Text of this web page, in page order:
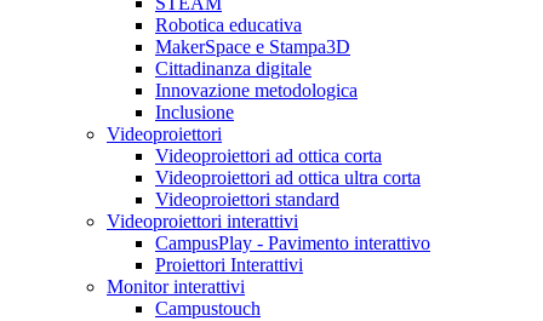
Robotica educativa
MakerSpace e Stampa3D
Cittadinanza digitale
Innovazione metodologica
Inclusione
Videoproiettori
Videoproiettori ad ottica corta
Videoproiettori ad ottica ultra corta
Videoproiettori standard
Videoproiettori interattivi
CampusPlay - Pavimento interattivo
Proiettori Interattivi
Monitor interattivi
Campustouch